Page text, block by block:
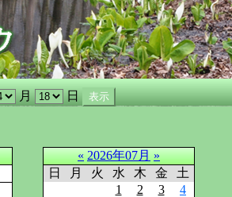
月 日
« 2026年07月 »
日
月 火 水 木 金
土
1
2 3
4